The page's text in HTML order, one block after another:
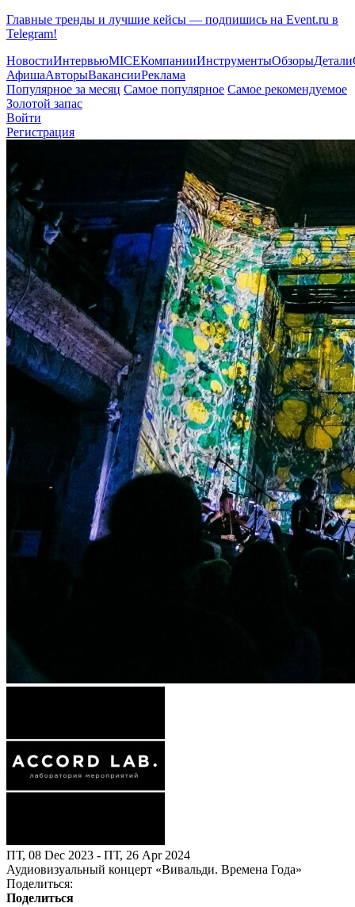
Главные тренды и лучшие кейсы — подпишись на Event.ru в
Telegram!
НовостиИнтервьюMICEКомпанииИнструментыОбзорыДетали
АфишаАвторыВакансииРеклама
Популярное за месяц Самое популярное Самое рекомендуемое
Золотой запас
Войти
Регистрация
ПТ, 08 Dec 2023 - ПТ, 26 Apr 2024
Аудиовизуальный концерт «Вивальди. Времена Года»
Поделиться:
Поделиться